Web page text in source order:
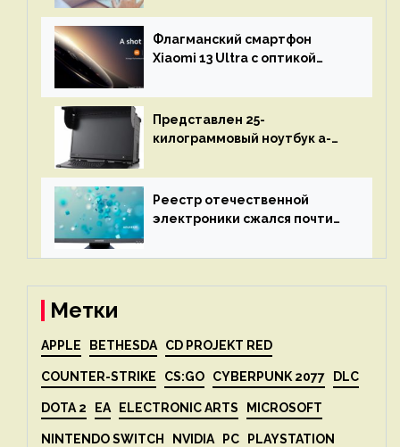
остановится до полного
восстановления кода и
объяснит, что пошло не так
Флагманский смартфон
Xiaomi 13 Ultra с оптикой
представят 18 апреля
Представлен 25-
килограммовый ноутбук a-
до 3 Тбайт DDR5 и шесть
дисплеев
Реестр отечественной
электроники сжался почти
Метки
APPLE BETHESDA CD PROJEKT RED
COUNTER-STRIKE CS:GO CYBERPUNK 2077 DLC
DOTA 2 EA ELECTRONIC ARTS MICROSOFT
NINTENDO SWITCH NVIDIA PC PLAYSTATION